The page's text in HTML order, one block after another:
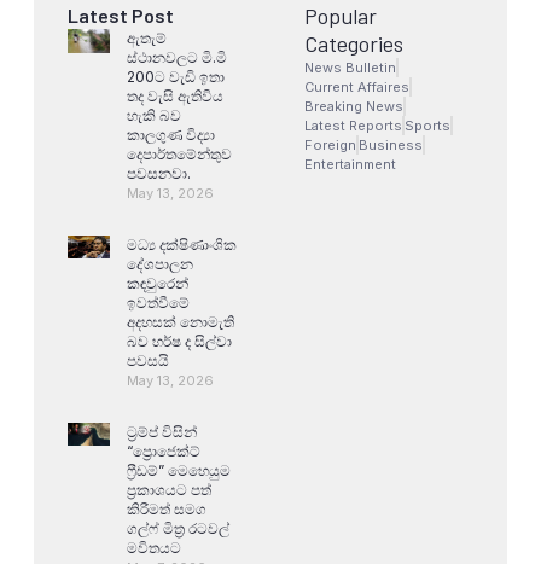
Latest Post
ඇතැම්
ස්ථානවලට මි.මි
200ට වැඩි ඉතා
තද වැසි ඇතිවිය
හැකි බව
කාලගුණ විද්‍යා
දෙපාර්තමේන්තුව
පවසනවා.
May 13, 2026
මධ්‍ය දක්ෂිණාංශික
දේශපාලන
කඳවුරෙන්
ඉවත්වීමේ
අදහසක් නොමැති
බව හර්ෂ ද සිල්වා
පවසයි
May 13, 2026
ට්‍රම්ප් විසින්
“ප්‍රොජෙක්ට්
ෆ්‍රීඩම්” මෙහෙයුම
ප්‍රකාශයට පත්
කිරීමත් සමග
ගල්ෆ් මිත්‍ර රටවල්
මවිතයට
Popular
Categories
News Bulletin
Current Affaires
Breaking News
Latest Reports Sports
Foreign Business
Entertainment